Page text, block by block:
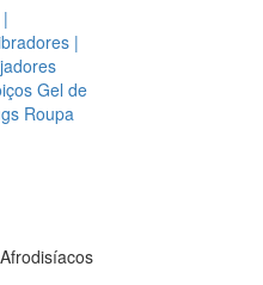
|
Gel de
Roupa